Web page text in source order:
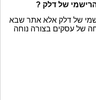
של דלק ?
של דלק אלא אתר שבא
של עסקים בצורה נוחה